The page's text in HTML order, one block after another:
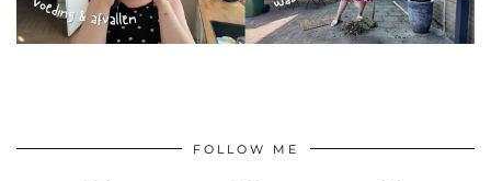
FOLLOW ME